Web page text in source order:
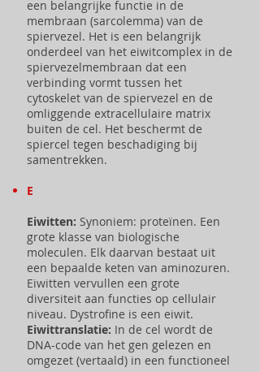
een belangrijke functie in de
membraan (sarcolemma) van de
spiervezel. Het is een belangrijk
onderdeel van het eiwitcomplex in de
spiervezelmembraan dat een
verbinding vormt tussen het
cytoskelet van de spiervezel en de
omliggende extracellulaire matrix
buiten de cel. Het beschermt de
spiercel tegen beschadiging bij
samentrekken.
E
Eiwitten: Synoniem: proteïnen. Een
grote klasse van biologische
moleculen. Elk daarvan bestaat uit
een bepaalde keten van aminozuren.
Eiwitten vervullen een grote
diversiteit aan functies op cellulair
niveau. Dystrofine is een eiwit.
Eiwittranslatie: In de cel wordt de
DNA-code van het gen gelezen en
omgezet (vertaald) in een functioneel